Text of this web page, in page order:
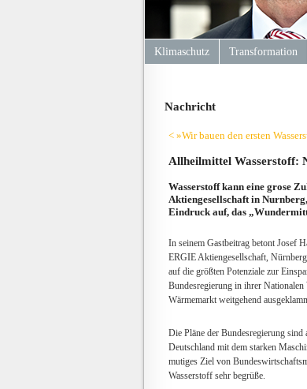
Klimaschutz Transformation
Nachricht
< »Wir bauen den ersten
Allheilmittel Wasserstoff:
Wasserstoff kann eine grose
Aktiengesellschaft in
Eindruck auf, das
In seinem Gastbeitrag betont Josef
ERGIE Aktiengesellschaft,
auf die größten Potenziale zur
Bundesregierung in ihrer Nationalen
Wärmemarkt weitgehend
Die Pläne der Bundesregierung
Deutschland mit dem starken
mutiges Ziel von
Wasserstoff sehr begrüße.